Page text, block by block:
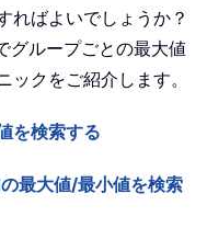
ればよいでしょうか？
グループごとの最大値
クをご紹介します。
を検索する
最大値/最小値を検索